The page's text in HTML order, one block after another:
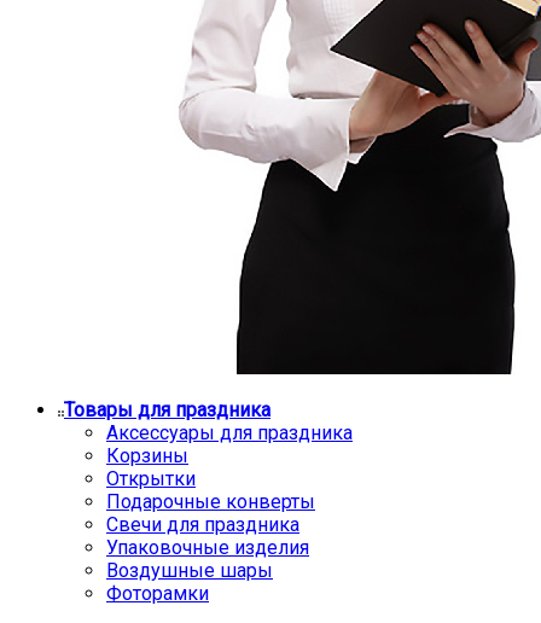
Товары для праздника
Аксессуары для праздника
Корзины
Открытки
Подарочные конверты
Свечи для праздника
Упаковочные изделия
Воздушные шары
Фоторамки